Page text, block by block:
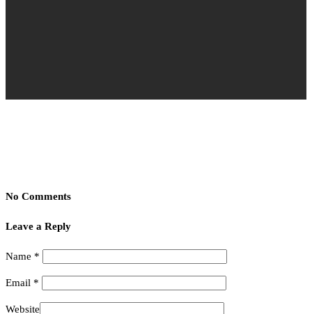
No Comments
Leave a Reply
Name *
Email *
Website